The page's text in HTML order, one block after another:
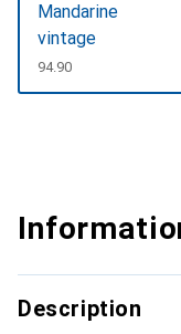
Mandarine
vintage
CHF
94.90
Description